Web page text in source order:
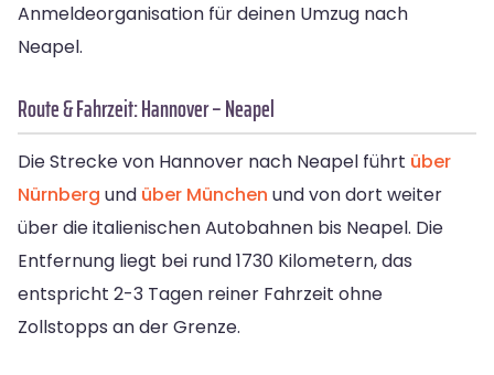
Anmeldeorganisation für deinen Umzug nach
Neapel.
Route & Fahrzeit: Hannover – Neapel
Die Strecke von Hannover nach Neapel führt über
Nürnberg und über München und von dort weiter
über die italienischen Autobahnen bis Neapel. Die
Entfernung liegt bei rund 1730 Kilometern, das
entspricht 2-3 Tagen reiner Fahrzeit ohne
Zollstopps an der Grenze.